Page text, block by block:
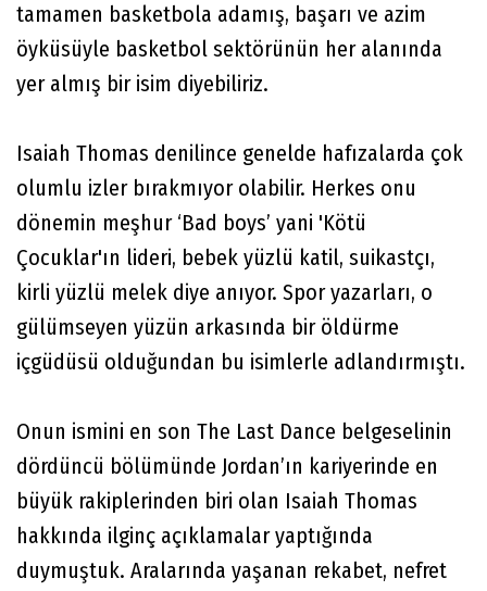
tamamen basketbola adamış, başarı ve azim
öyküsüyle basketbol sektörünün her alanında
yer almış bir isim diyebiliriz.
Isaiah Thomas denilince genelde hafızalarda çok
olumlu izler bırakmıyor olabilir. Herkes onu
dönemin meşhur ‘Bad boys’ yani 'Kötü
Çocuklar'ın lideri, bebek yüzlü katil, suikastçı,
kirli yüzlü melek diye anıyor. Spor yazarları, o
gülümseyen yüzün arkasında bir öldürme
içgüdüsü olduğundan bu isimlerle adlandırmıştı.
Onun ismini en son The Last Dance belgeselinin
dördüncü bölümünde Jordan’ın kariyerinde en
büyük rakiplerinden biri olan Isaiah Thomas
hakkında ilginç açıklamalar yaptığında
duymuştuk. Aralarında yaşanan rekabet, nefret